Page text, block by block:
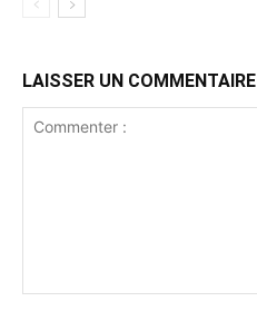
LAISSER UN COMMENTAIRE